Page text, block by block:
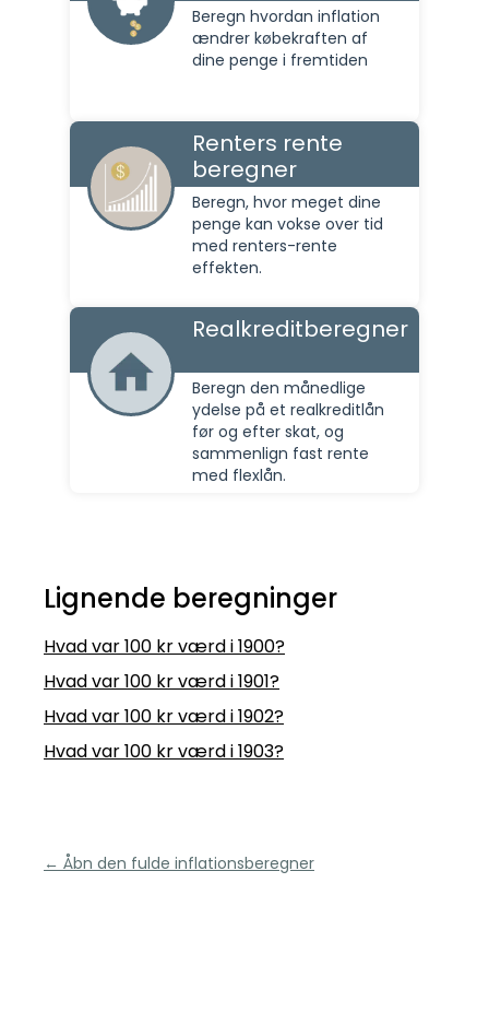
Beregn hvordan inflation
ændrer købekraften af
dine penge i fremtiden
Renters rente
beregner
Beregn, hvor meget dine
penge kan vokse over tid
med renters-rente
effekten.
Realkreditberegner
Beregn den månedlige
ydelse på et realkreditlån
før og efter skat, og
sammenlign fast rente
med flexlån.
Lignende beregninger
Hvad var 100 kr værd i 1900?
Hvad var 100 kr værd i 1901?
Hvad var 100 kr værd i 1902?
Hvad var 100 kr værd i 1903?
← Åbn den fulde inflationsberegner